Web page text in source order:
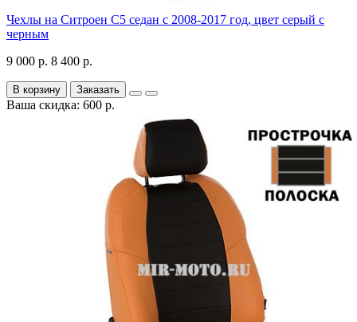
Чехлы на Ситроен С5 седан с 2008-2017 год, цвет серый с
черным
9 000 р. 8 400 р.
В корзину Заказать
Ваша скидка: 600 р.